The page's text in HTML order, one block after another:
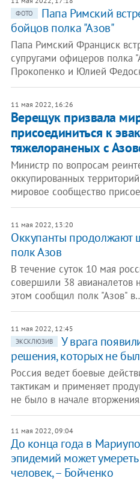
ФОТО
Папа Римский
бойцов полка "Азов"
Папа Римский Франциск
супругами офицеров полка
Прокопенко и Юлией
11 мая 2022, 16:26
Верещук призвала
присоединиться к
тяжелораненых с
Министр по вопросам
оккупированных
мировое сообщество
11 мая 2022, 13:20
Оккупанты продолжают
полк Азов
В течение суток 10 мая
совершили 38 авианалетов
этом сообщил полк "Азов"
11 мая 2022, 12:45
ЭКСКЛЮЗИВ
У врага
решения, которых не
Россия ведет боевые
тактикам и применяет
не было в начале
11 мая 2022, 09:04
До конца года в
эпидемий может
человек, – Бойченко